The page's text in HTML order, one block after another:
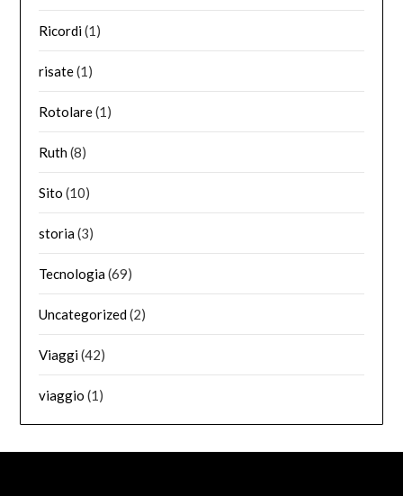
Ricordi(1)
risate(1)
Rotolare(1)
Ruth(8)
Sito (10)
storia(3)
Tecnologia(69)
Uncategorized(2)
Viaggi(42)
viaggio (1)